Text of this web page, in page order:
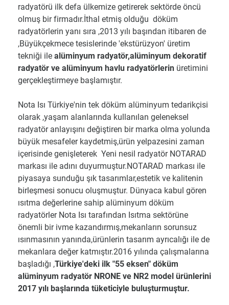
radyatörü ilk defa ülkemize getirerek sektörde öncü
olmuş bir firmadır.İthal etmiş olduğu döküm
radyatörlerin yanı sıra ,2013 yılı başından itibaren de
,Büyükçekmece tesislerinde 'ekstürüzyon' üretim
tekniği ile alüminyum radyatör,alüminyum dekoratif
radyatör ve alüminyum havlu radyatörlerin üretimini
gerçekleştirmeye başlamıştır.
Nota Isı Türkiye'nin tek döküm alüminyum tedarikçisi
olarak ,yaşam alanlarında kullanılan geleneksel
radyatör anlayışını değiştiren bir marka olma yolunda
büyük mesafeler kaydetmiş,ürün yelpazesini zaman
içerisinde genişleterek Yeni nesil radyatör NOTARAD
markası ile adını duyurmuştur.NOTARAD markası ile
piyasaya sunduğu şık tasarımlar,estetik ve kalitenin
birleşmesi sonucu oluşmuştur. Dünyaca kabul gören
ısıtma değerlerine sahip alüminyum döküm
radyatörler Nota Isı tarafından Isıtma sektörüne
önemli bir ivme kazandırmış,mekanların sorunsuz
ısınmasının yanında,ürünlerin tasarım ayrıcalığı ile de
mekanlara değer katmıştır.2016 yılında çalışmalarına
başladığı ,Türkiye'deki ilk "55 eksen" döküm
alüminyum radyatör NRONE ve NR2 model ürünlerini
2017 yılı başlarında tüketiciyle buluşturmuştur.